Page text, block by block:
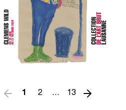
1 2 … 13